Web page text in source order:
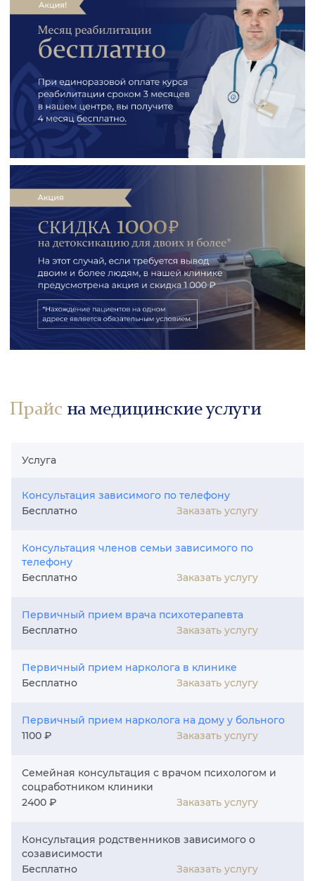
Прайс на медицинские услуги
Услуга
Консультация зависимого по телефону
Бесплатно
Заказать услугу
Консультация членов семьи зависимого по
телефону
Бесплатно
Заказать услугу
Первичный прием врача психотерапевта
Бесплатно
Заказать услугу
Первичный прием нарколога в клинике
Бесплатно
Заказать услугу
Первичный прием нарколога на дому у больного
1100 ₽
Заказать услугу
Семейная консультация с врачом психологом и
соцработником клиники
2400 ₽
Заказать услугу
Консультация родственников зависимого о
созависимости
Бесплатно
Заказать услугу